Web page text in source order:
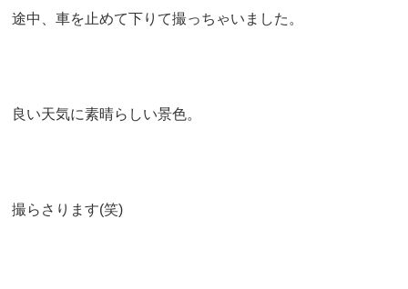
途中、車を止めて下りて撮っちゃいました。
良い天気に素晴らしい景色。
撮らさります(笑)